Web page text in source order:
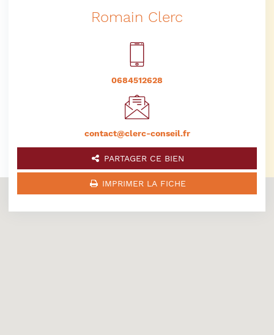
Romain Clerc
0684512628
contact@clerc-conseil.fr
PARTAGER CE BIEN
IMPRIMER LA FICHE